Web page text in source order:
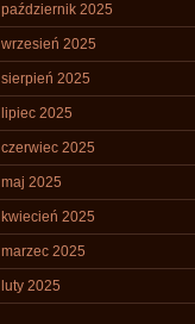
październik 2025
wrzesień 2025
sierpień 2025
lipiec 2025
czerwiec 2025
maj 2025
kwiecień 2025
marzec 2025
luty 2025